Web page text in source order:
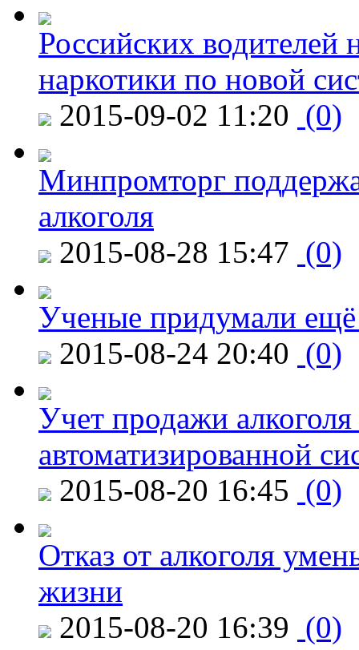
Российских водителей
наркотики по новой
2015-09-02 11:20 (0)
Минпромторг
алкоголя
2015-08-28 15:47 (0)
Ученые придумали ещё
2015-08-24 20:40 (0)
Учет продажи
автоматизированной
2015-08-20 16:45 (0)
Отказ от алкоголя
жизни
2015-08-20 16:39 (0)